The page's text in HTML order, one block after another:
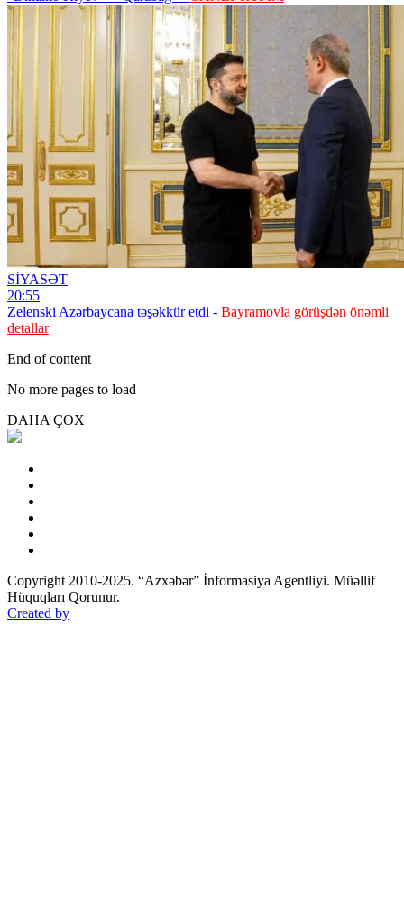
SİYASƏT
20:55
Zelenski Azərbaycana təşəkkür etdi - Bayramovla görüşdən önəmli
detallar
End of content
No more pages to load
DAHA ÇOX
Copyright 2010-2025. “Azxəbər” İnformasiya Agentliyi. Müəllif
Hüquqları Qorunur.
Created by